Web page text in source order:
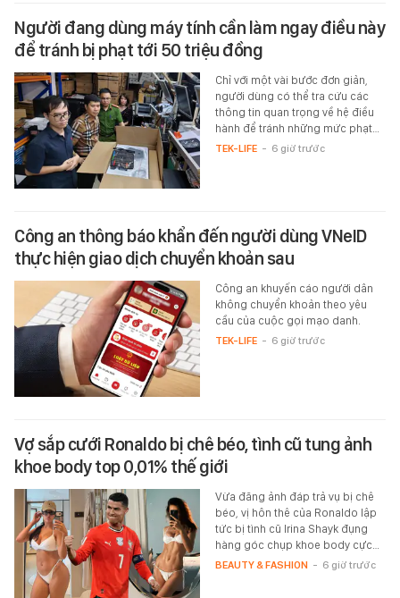
Người đang dùng máy tính cần làm ngay điều này
để tránh bị phạt tới 50 triệu đồng
Chỉ với một vài bước đơn giản,
người dùng có thể tra cứu các
thông tin quan trọng về hệ điều
hành để tránh những mức phạt…
TEK-LIFE - 6 giờ trước
Công an thông báo khẩn đến người dùng VNeID
thực hiện giao dịch chuyển khoản sau
Công an khuyến cáo người dân
không chuyển khoản theo yêu
cầu của cuộc gọi mạo danh.
TEK-LIFE - 6 giờ trước
Vợ sắp cưới Ronaldo bị chê béo, tình cũ tung ảnh
khoe body top 0,01% thế giới
Vừa đăng ảnh đáp trả vụ bị chê
béo, vị hôn thê của Ronaldo lập
tức bị tình cũ Irina Shayk đụng
hàng góc chụp khoe body cực…
BEAUTY & FASHION - 6 giờ trước